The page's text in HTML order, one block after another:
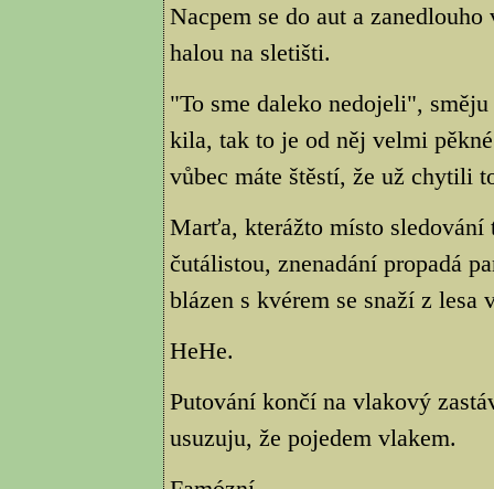
Nacpem se do aut a
halou na sletišti.
"To sme daleko nedojeli",
kila, tak to je od něj velmi
vůbec máte štěstí, že už chytili
Marťa, kterážto místo
čutálistou, znenadání propadá
blázen s kvérem se snaží z lesa
HeHe.
Putování končí na vlakový
usuzuju, že pojedem vlakem.